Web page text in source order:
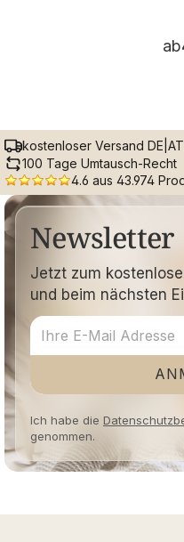
ab
kostenloser Versand DE|AT
100 Tage Umtausch-Recht
4.6 aus 43.974
Newsletter
Jetzt zum
und beim nächsten
Ich habe die
genommen.